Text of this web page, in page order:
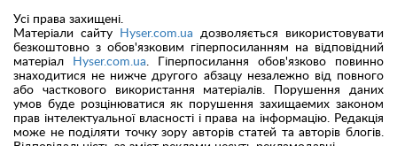
Усі права захищені.
Матеріали сайту
Hyser.com.ua дозволяється використовувати
безкоштовно з обов'язковим гіперпосиланням на відповідний
матеріал
Hyser.com.ua. Гіперпосилання обов'язково повинно
знаходитися не нижче другого абзацу незалежно від повного
або часткового використання матеріалів. Порушення даних
умов буде розцінюватися як порушення захищаемих законом
прав інтелектуальної власності і права на інформацію. Редакція
може не поділяти точку зору авторів статей та авторів блогів.